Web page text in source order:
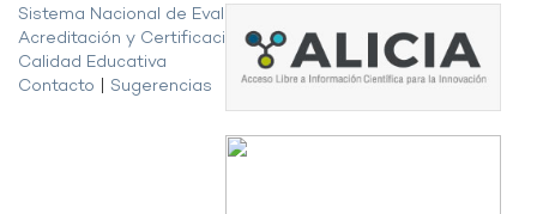
Sistema Nacional de Evaluación,
Acreditación y Certificación de la
Calidad Educativa
Contacto
Sugerencias